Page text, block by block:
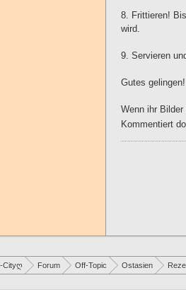
8. Frittieren!
wird.
9. Servieren
Gutes
Wenn ihr
Kommentiert
Cityღ Forum Off-Topic Ostasien